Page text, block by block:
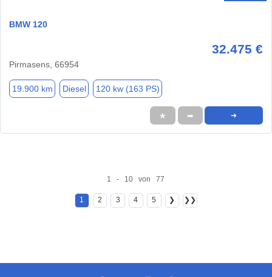
BMW 120
32.475 €
Pirmasens, 66954
19.900 km Diesel 120 kw (163 PS)
★ ➦ ➜
1 - 10 von 77
1 2 3 4 5 ❯ ❯❯